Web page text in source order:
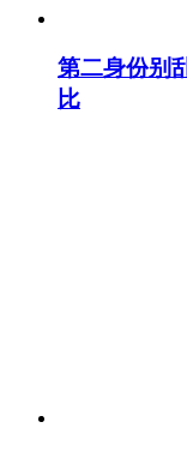
第二身份别
比